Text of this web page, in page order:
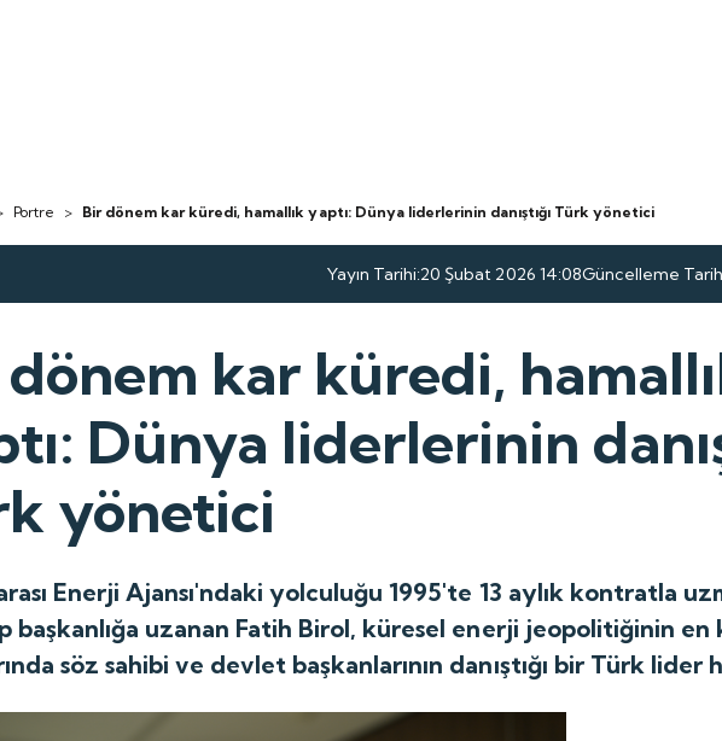
Portre > Bir dönem kar küredi, hamallık yaptı: Dünya liderlerinin danıştığı Türk yönetici
Yayın Tarihi:20 Şubat 2026 14:08Güncelleme
kar küredi,
Dünya liderlerinin
yönetici
Enerji Ajansı'ndaki yolculuğu 1995'te 13 aylık kontratla
başkanlığa uzanan Fatih Birol, küresel enerji jeopolitiğinin
söz sahibi ve devlet başkanlarının danıştığı bir Türk lider